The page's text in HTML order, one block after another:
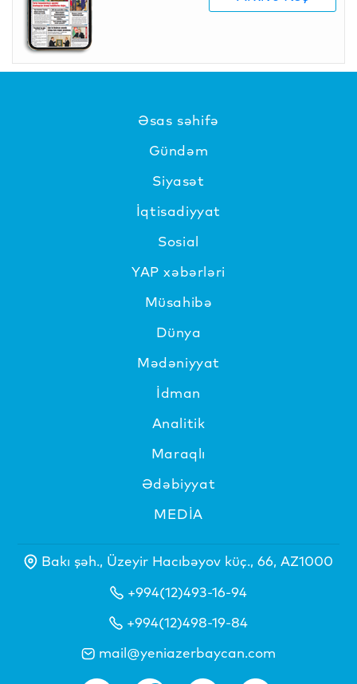
Əsas səhifə
Gündəm
Siyasət
İqtisadiyyat
Sosial
YAP xəbərləri
Müsahibə
Dünya
Mədəniyyat
İdman
Analitik
Maraqlı
Ədəbiyyat
MEDİA
Bakı şəh., Üzeyir Hacıbəyov küç., 66, AZ1000
+994(12)493-16-94
+994(12)498-19-84
mail@yeniazerbaycan.com